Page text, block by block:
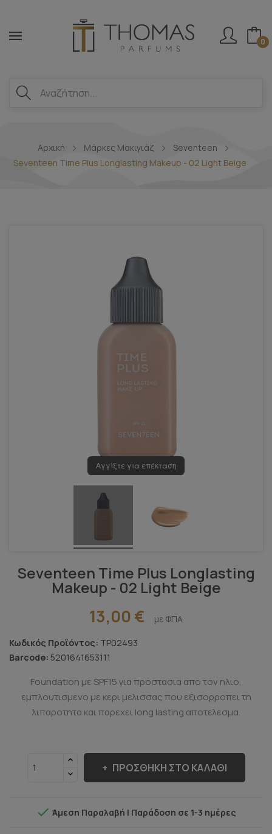
0
Αρχική Μάρκες Μακιγιάζ
Seventeen
Seventeen Time Plus Longlasting Makeup - 02 Light Beige
Αγγίξτε για επέκταση
Seventeen Time Plus Longlasting
Makeup - 02 Light Beige
13,00 € με ΦΠΑ
Κωδικός Προϊόντος: TP02493
Barcode: 5201641653111
Foundation με SPF15 για προστασια απο τον ηλιο,
εμπλουτισμενο με κερι μελισσας που εξισορροπει τη
λιπαροτητα και παρεχει long lasting αποτελεσμα.
ΠΡΟΣΘΉΚΗ ΣΤΟ ΚΑΛΆΘΙ
 Άμεση Παραλαβή | Παράδοση σε 1-3 ημέρες